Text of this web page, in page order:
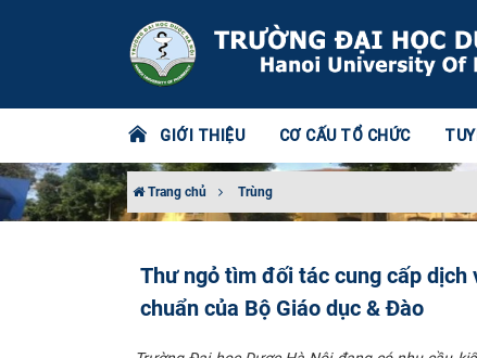
GIỚI THIỆU CƠ CẤU TỔ CHỨC
Trang chủ Trùng
Thư ngỏ tìm đối tác cung cấp
chuẩn của Bộ Giáo dục & Đào